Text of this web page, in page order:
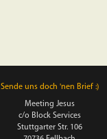
Sende uns doch 'nen Brief :)
Meeting Jesus
c/o Block Services
Stuttgarter Str. 106